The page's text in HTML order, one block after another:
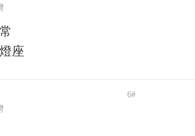
座
6#